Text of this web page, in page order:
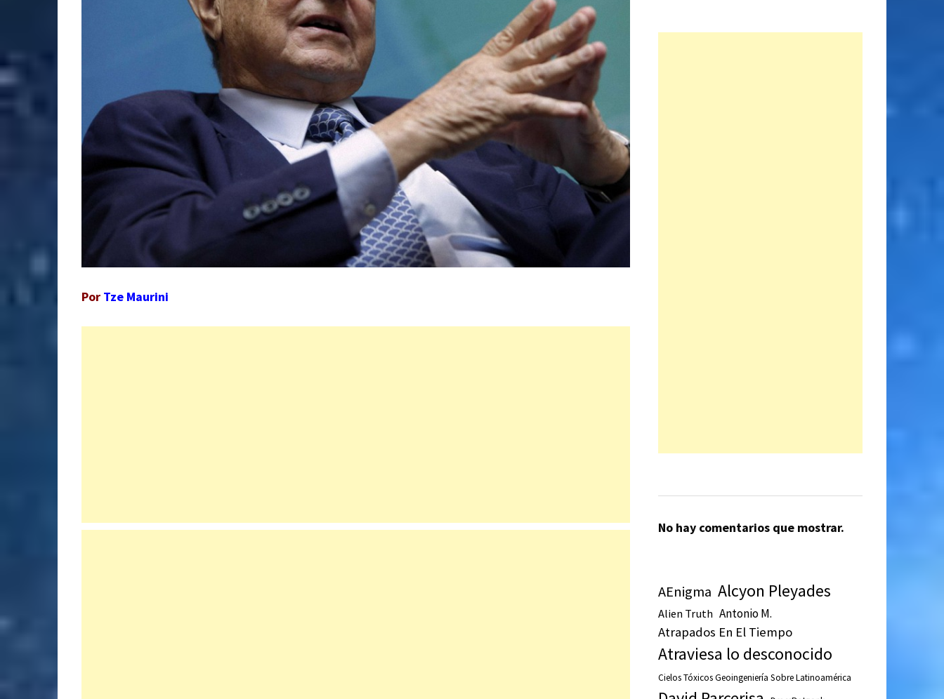
Por Tze Maurini
No hay comentarios que mostrar.
AEnigma Alcyon Pleyades
Alien Truth Antonio M.
Atrapados En El Tiempo
Atraviesa lo desconocido
Cielos Tóxicos Geoingeniería Sobre Latinoamérica